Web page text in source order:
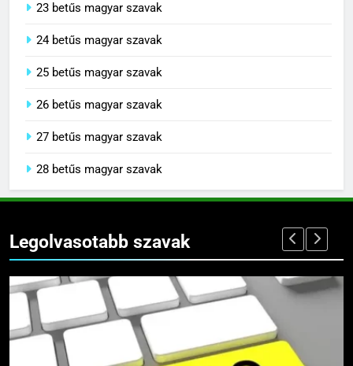
23 betűs magyar szavak
24 betűs magyar szavak
25 betűs magyar szavak
26 betűs magyar szavak
27 betűs magyar szavak
28 betűs magyar szavak
Legolvasotabb szavak